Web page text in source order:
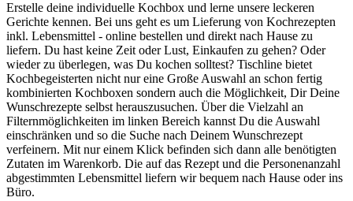
Erstelle deine individuelle Kochbox und lerne unsere leckeren
Gerichte kennen. Bei uns geht es um Lieferung von Kochrezepten
inkl. Lebensmittel - online bestellen und direkt nach Hause zu
liefern. Du hast keine Zeit oder Lust, Einkaufen zu gehen? Oder
wieder zu überlegen, was Du kochen solltest? Tischline bietet
Kochbegeisterten nicht nur eine Große Auswahl an schon fertig
kombinierten Kochboxen sondern auch die Möglichkeit, Dir Deine
Wunschrezepte selbst herauszusuchen. Über die Vielzahl an
Filternmöglichkeiten im linken Bereich kannst Du die Auswahl
einschränken und so die Suche nach Deinem Wunschrezept
verfeinern. Mit nur einem Klick befinden sich dann alle benötigten
Zutaten im Warenkorb. Die auf das Rezept und die Personenanzahl
abgestimmten Lebensmittel liefern wir bequem nach Hause oder ins
Büro.